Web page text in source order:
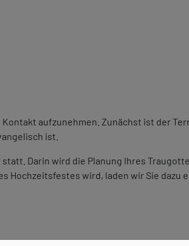
aufzunehmen. Zunächst ist der
ist.
Darin wird die Planung Ihres
wird, laden wir Sie dazu